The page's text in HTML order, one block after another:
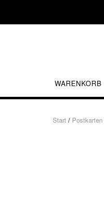
WARENKORB
Start / Postkarten